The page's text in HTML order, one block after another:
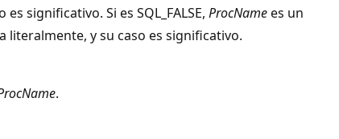
significativo. Si es SQL_FALSE, ProcNamees un
y su caso es significativo.
.